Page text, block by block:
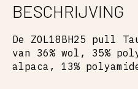
BESCHRIJVING
De ZOL18BH25 pull
van 36% wol, 35%
alpaca, 13%